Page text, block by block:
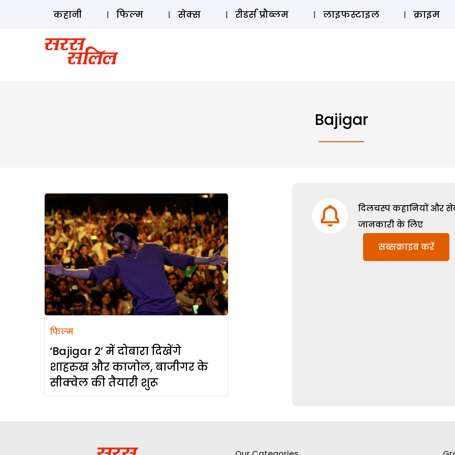
ऑडियो
कहानी फिल्म सेक्स रीडर्स प्रौब्लम लाइफस्टाइल क्राइम
Bajigar
फिल्म
‘Bajigar 2’ में दोबारा दिखेंगे
शाहरुख और काजोल, बाजीगर के
सीक्‍वेल की तैयारी शुरू
दिलचस्प कहानियों और
जानकारी के लिए
सब्सक्राइब करें